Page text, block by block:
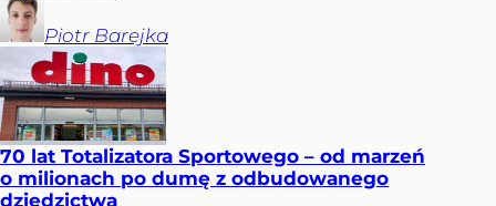
Piotr Barejka
70 lat Totalizatora Sportowego – od marzeń
o milionach po dumę z odbudowanego
dziedzictwa